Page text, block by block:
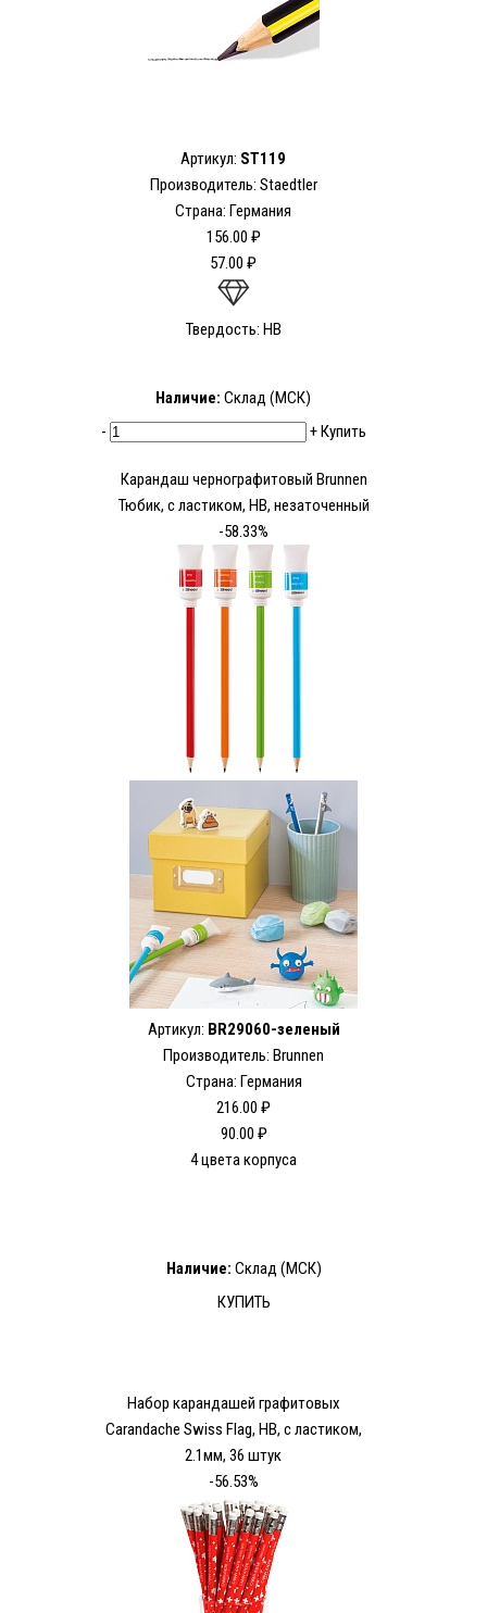
Артикул: ST119
Производитель: Staedtler
Страна: Германия
156.00 ₽
57.00 ₽
Твердость: HB
Наличие: Склад (МСК)
-
+Купить
Карандаш чернографитовый Brunnen
Тюбик, с ластиком, НВ, незаточенный
-58.33%
Артикул: BR29060-зеленый
Производитель: Brunnen
Страна: Германия
216.00 ₽
90.00 ₽
4 цвета корпуса
Наличие: Склад (МСК)
КУПИТЬ
Набор карандашей графитовых
Carandache Swiss Flag, HB, с ластиком,
2.1мм, 36 штук
-56.53%